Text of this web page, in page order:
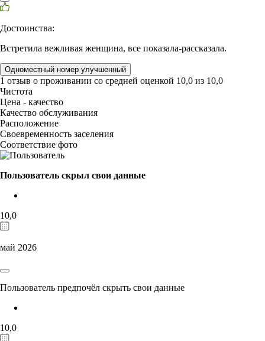
Достоинства:
Встретила вежливая женщина, все показала-рассказала.
Одноместный номер улучшенный
1 отзыв о проживании со средней оценкой 10,0 из 10,0
Чистота
Цена - качество
Качество обслуживания
Расположение
Своевременность заселения
Соответствие фото
Пользователь скрыл свои данные
10,0
май 2026
Пользователь предпочёл скрыть свои данные
10,0